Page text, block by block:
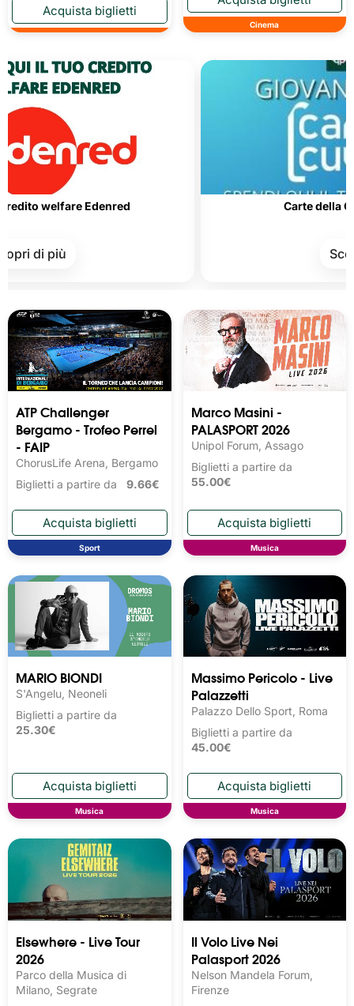
Cinema
ATP Challenger
Bergamo - Trofeo Perrel
- FAIP
ChorusLife Arena, Bergamo
Biglietti a partire da 9.66€
Sport
Marco Masini -
PALASPORT 2026
Unipol Forum, Assago
Biglietti a partire da
55.00€
Musica
MARIO BIONDI
S'Angelu, Neoneli
Biglietti a partire da
25.30€
Musica
Massimo Pericolo - Live
Palazzetti
Palazzo Dello Sport, Roma
Biglietti a partire da
45.00€
Musica
Elsewhere - Live Tour
2026
Parco della Musica di
Milano, Segrate
Il Volo Live Nei
Palasport 2026
Nelson Mandela Forum,
Firenze
Edenred Carte della Cultura e
Scopri di